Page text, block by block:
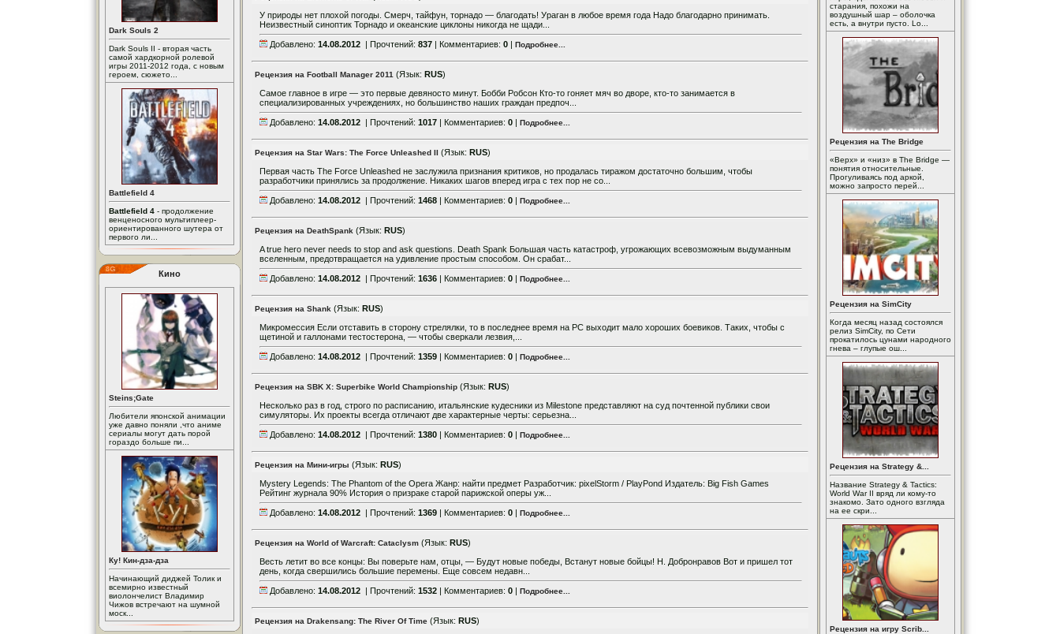
Dark Souls 2
Dark Souls II - вторая часть
самой хардкорной ролевой
игры 2011-2012 года, с новым
героем, сюжето...
Battlefield 4
Battlefield 4 - продолжение
венценосного мультиплеер-
ориентированного шутера от
первого ли...
Кино
Steins;Gate
Любители японской анимации
уже давно поняли ,что аниме
сериалы могут дать порой
гораздо больше пи...
Ку! Кин-дза-дза
Начинающий диджей Толик и
всемирно известный
виолончелист Владимир
Чижов встречают на шумной
моск...
У природы нет плохой погоды. Смерч, тайфун, торнадо — благодать! Ураган в любое время года Надо благодарно принимать.
Неизвестный синоптик Торнадо и океанские циклоны никогда не щади...
Добавлено: 14.08.2012 | Прочтений: 837 | Комментариев: 0 | Подробнее...
Рецензия на Football Manager 2011 (Язык: RUS)
Самое главное в игре — это первые девяносто минут. Бобби Робсон Кто-то гоняет мяч во дворе, кто-то занимается в
специализированных учреждениях, но большинство наших граждан предпоч...
Добавлено: 14.08.2012 | Прочтений: 1017 | Комментариев: 0 | Подробнее...
Рецензия на Star Wars: The Force Unleashed II (Язык: RUS)
Первая часть The Force Unleashed не заслужила признания критиков, но продалась тиражом достаточно большим, чтобы
разработчики принялись за продолжение. Никаких шагов вперед игра с тех пор не со...
Добавлено: 14.08.2012 | Прочтений: 1468 | Комментариев: 0 | Подробнее...
Рецензия на DeathSpank (Язык: RUS)
A true hero never needs to stop and ask questions. Death Spank Большая часть катастроф, угрожающих всевозможным выдуманным
вселенным, предотвращается на удивление простым способом. Он срабат...
Добавлено: 14.08.2012 | Прочтений: 1636 | Комментариев: 0 | Подробнее...
Рецензия на Shank (Язык: RUS)
Микромессия Если отставить в сторону стрелялки, то в последнее время на PC выходит мало хороших боевиков. Таких, чтобы с
щетиной и галлонами тестостерона, — чтобы сверкали лезвия,...
Добавлено: 14.08.2012 | Прочтений: 1359 | Комментариев: 0 | Подробнее...
Рецензия на SBK X: Superbike World Championship (Язык: RUS)
Несколько раз в год, строго по расписанию, итальянские кудесники из Milestone представляют на суд почтенной публики свои
симуляторы. Их проекты всегда отличают две характерные черты: серьезна...
Добавлено: 14.08.2012 | Прочтений: 1380 | Комментариев: 0 | Подробнее...
Рецензия на Мини-игры (Язык: RUS)
Mystery Legends: The Phantom of the Opera Жанр: найти предмет Разработчик: pixelStorm / PlayPond Издатель: Big Fish Games
Рейтинг журнала 90% История о призраке старой парижской оперы уж...
Добавлено: 14.08.2012 | Прочтений: 1369 | Комментариев: 0 | Подробнее...
Рецензия на World of Warcraft: Cataclysm (Язык: RUS)
Весть летит во все концы: Вы поверьте нам, отцы, — Будут новые победы, Встанут новые бойцы! Н. Добронравов Вот и пришел тот
день, когда свершились большие перемены. Еще совсем недавн...
Добавлено: 14.08.2012 | Прочтений: 1532 | Комментариев: 0 | Подробнее...
Рецензия на Drakensang: The River Of Time (Язык: RUS)
старания, похожи на
воздушный шар – оболочка
есть, а внутри пусто. Lo...
Рецензия на The Bridge
«Верх» и «низ» в The Bridge —
понятия относительные.
Прогуливаясь под аркой,
можно запросто перей...
Рецензия на SimCity
Когда месяц назад состоялся
релиз SimCity, по Сети
прокатилось цунами народного
гнева – глупые ош...
Рецензия на Strategy &...
Название Strategy & Tactics:
World War II вряд ли кому-то
знакомо. Зато одного взгляда
на ее скри...
Рецензия на игру Scrib...